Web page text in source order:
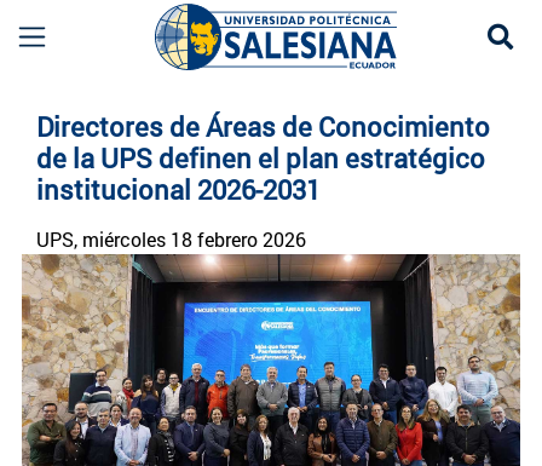
Directores de Áreas de Conocimiento
de la UPS definen el plan estratégico
institucional 2026-2031
UPS, miércoles 18 febrero 2026